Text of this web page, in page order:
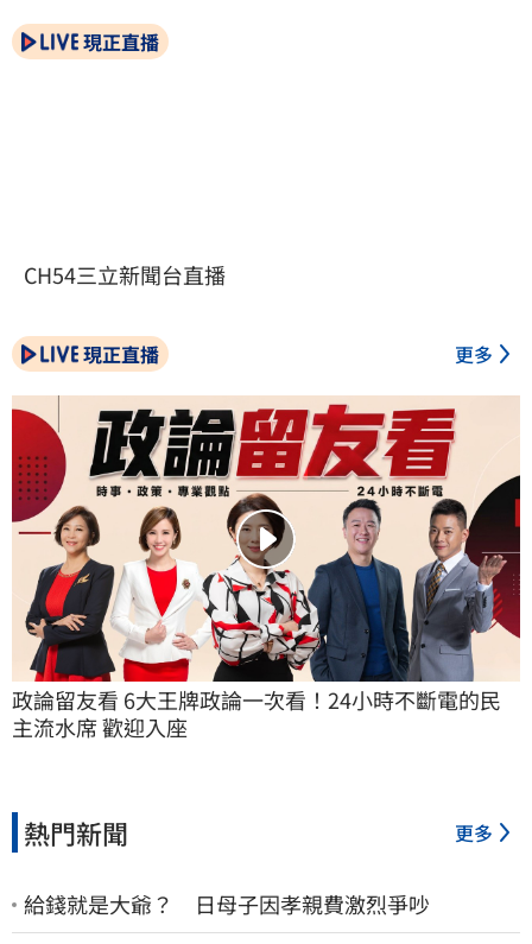
現正直播
CH54三立新聞台直播
現正直播 更多
政論留友看 6大王牌政論一次看！24小時不斷電的民
主流水席 歡迎入座
熱門新聞 更多
給錢就是大爺？ 日母子因孝親費激烈爭吵